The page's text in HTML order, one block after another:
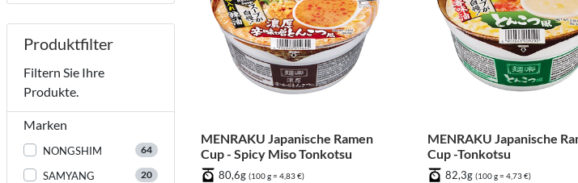
Produktfilter
Filtern Sie Ihre
Produkte.
Marken
NONGSHIM 64
SAMYANG 20
MENRAKU Japanische Ramen
Cup - Spicy Miso Tonkotsu
80,6g (100 g = 4,83 €)
MENRAKU Japanische
Cup -Tonkotsu
82,3g (100 g = 4,73 €)